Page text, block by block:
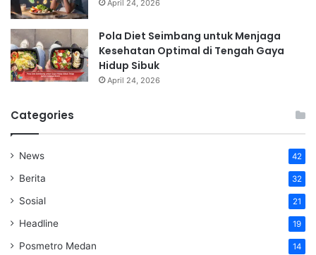
April 24, 2026
Pola Diet Seimbang untuk Menjaga
Kesehatan Optimal di Tengah Gaya
Hidup Sibuk
April 24, 2026
Categories
News 42
Berita 32
Sosial 21
Headline 19
Posmetro Medan 14